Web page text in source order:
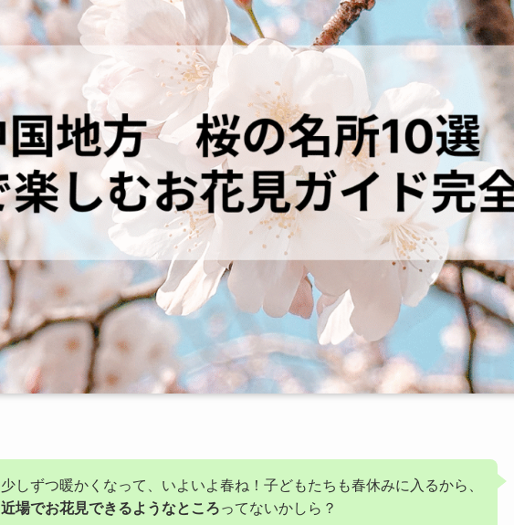
少しずつ暖かくなって、いよいよ春ね！子どもたちも春休みに入るから、
近場でお花見できるようなところってないかしら？